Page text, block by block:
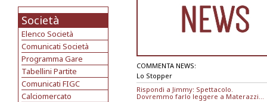
Società
Elenco Società
Comunicati Società
Programma Gare
Tabellini Partite
Comunicati FIGC
Calciomercato
COMMENTA NEWS:
Lo Stopper
Rispondi a Jimmy: Spettacolo.
Dovremmo farlo leggere a Materazzi...